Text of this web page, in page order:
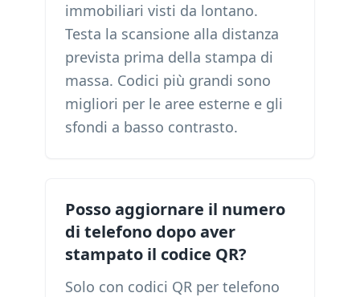
immobiliari visti da lontano.
Testa la scansione alla distanza
prevista prima della stampa di
massa. Codici più grandi sono
migliori per le aree esterne e gli
sfondi a basso contrasto.
Posso aggiornare il numero
di telefono dopo aver
stampato il codice QR?
Solo con codici QR per telefono